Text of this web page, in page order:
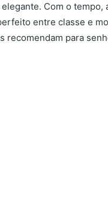
Com o tempo,
entre classe e
recomendam para